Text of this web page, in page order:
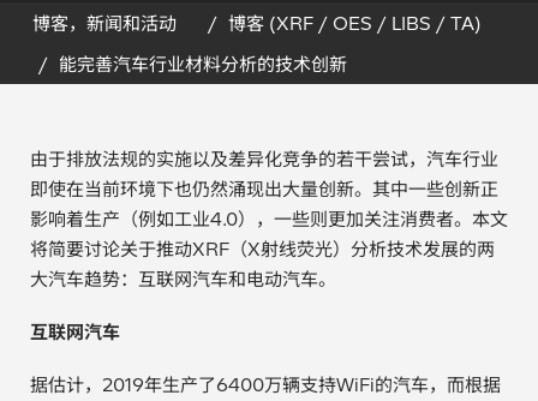
热分析仪
应用
环境监测
化工品
金属表面处理 / 电镀 / 涂层分析
网络讲堂
在线演示
保修注册
常见问题
订购耗材和配件
博客，新闻和活动
博客 (XRF / OES / LIBS / TA)
能完善汽车行业材料分析的技术创新
由于排放法规的实施以及差异化竞争的若干尝试，汽车行业
即使在当前环境下也仍然涌现出大量创新。其中一些创新正
影响着生产（例如工业4.0），一些则更加关注消费者。本文
将简要讨论关于推动XRF（X射线荧光）分析技术发展的两
大汽车趋势：互联网汽车和电动汽车。
互联网汽车
据估计，2019年生产了6400万辆支持WiFi的汽车，而根据